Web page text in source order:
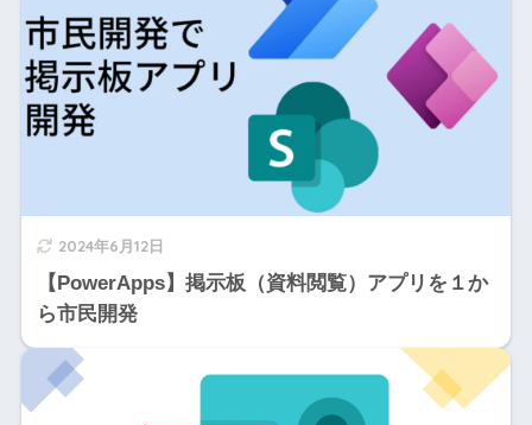
2024年6月12日
【PowerApps】掲示板（資料閲覧）アプリを１か
ら市民開発